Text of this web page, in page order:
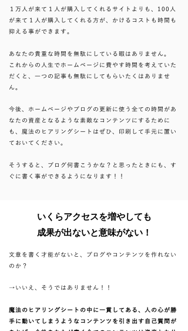
１万人が来て１人が購入してくれるサイトよりも、100人
が来て１人が購入してくれる方が、かけるコストも時間も
抑える事ができます。
あなたの貴重な時間を無駄にしている暇はありません。
これからの人生でホームページに費やす時間を考えていた
だくと、一つの記事も無駄にしてもらいたくはありませ
ん。
今後、ホームページやブログの更新に使う全ての時間があ
なたの資産となるような素敵なコンテンツにするために
も、魔法のヒアリングシートはぜひ、印刷して手元に置い
ておいてください。
そうすると、ブログ何書こうかな？と思ったときにも、す
ぐに書く事ができるようになります！！
いくらアクセスを増やしても
​成果が出ないと意味がない！
文章を書く才能がないと、ブログやコンテンツを作れない
のか？
→いいえ、そうではありません！！
魔法のヒアリングシートの中に一貫してある、人の心が勝
手に動いてしまうようなコンテンツを引き出す自己質問が